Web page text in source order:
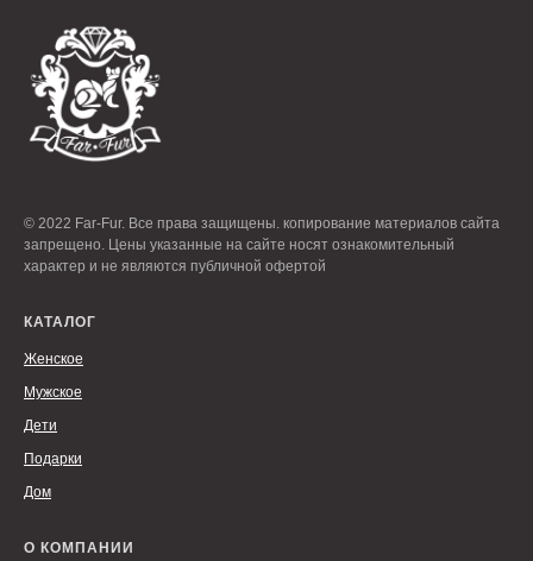
© 2022 Far-Fur. Все права защищены. копирование материалов сайта
запрещено. Цены указанные на сайте носят ознакомительный
характер и не являются публичной офертой
КАТАЛОГ
Женское
Мужское
Дети
Подарки
Дом
О КОМПАНИИ